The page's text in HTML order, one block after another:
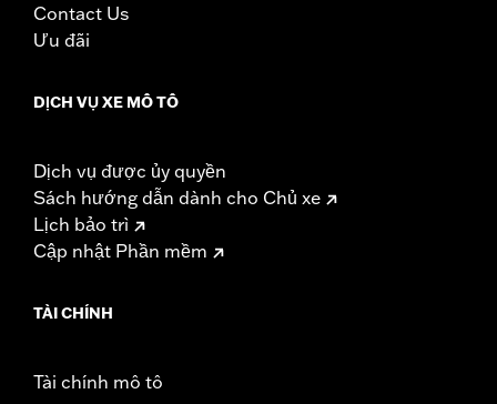
Contact Us
Ưu đãi
DỊCH VỤ XE MÔ TÔ
Dịch vụ được ủy quyền
Sách hướng dẫn dành cho Chủ xe
Lịch bảo trì
Cập nhật Phần mềm
TÀI CHÍNH
Tài chính mô tô